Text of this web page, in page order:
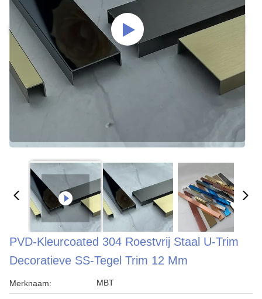
PVD-Kleurcoated 304 Roestvrij Staal U-Trim
Decoratieve SS-Tegel Trim 12 Mm
Merknaam: MBT